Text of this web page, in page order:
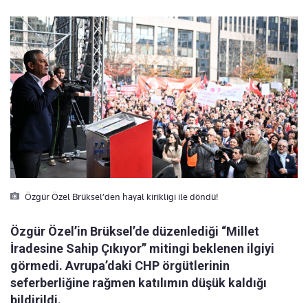
Özgür Özel Brüksel’den hayal kirikligi ile döndü!
Özgür Özel’in Brüksel’de düzenlediği “Millet
İradesine Sahip Çıkıyor” mitingi beklenen ilgiyi
görmedi. Avrupa’daki CHP örgütlerinin
seferberliğine rağmen katılımın düşük kaldığı
bildirildi.